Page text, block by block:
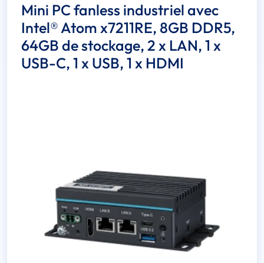
Mini PC fanless industriel avec
Intel® Atom x7211RE, 8GB DDR5,
64GB de stockage, 2 x LAN, 1 x
USB-C, 1 x USB, 1 x HDMI